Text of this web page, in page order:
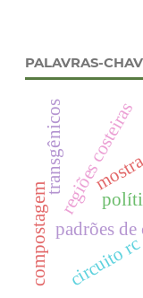
PALAVRAS-
padrões de
regiões costeiras
transgênicos
compostagem circuito rc